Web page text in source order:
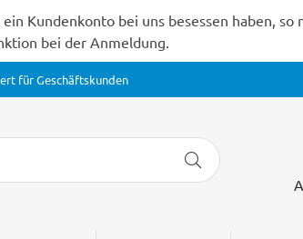
Kundenkonto bei uns besessen haben, so
bei der Anmeldung.
für Geschäftskunden